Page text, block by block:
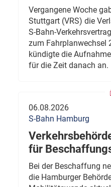
Vergangene Woche
Stuttgart (VRS) die
S-Bahn-
zum Fahrplanwechsel
kündigte die
für die Zeit danach an.
06.08.2026
S-Bahn Hamburg
für
Bei der Beschaffung
die Hamburger